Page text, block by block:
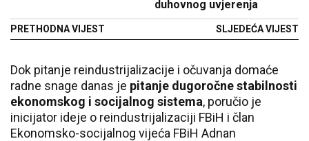
PRETHODNA VIJEST
duhovnog uvjerenja
SLJEDEĆA VIJEST
Dok pitanje reindustrijalizacije i očuvanja domaće
radne snage danas je pitanje dugoročne stabilnosti
ekonomskog i socijalnog sistema, poručio je
inicijator ideje o reindustrijalizaciji FBiH i član
Ekonomsko-socijalnog vijeća FBiH Adnan